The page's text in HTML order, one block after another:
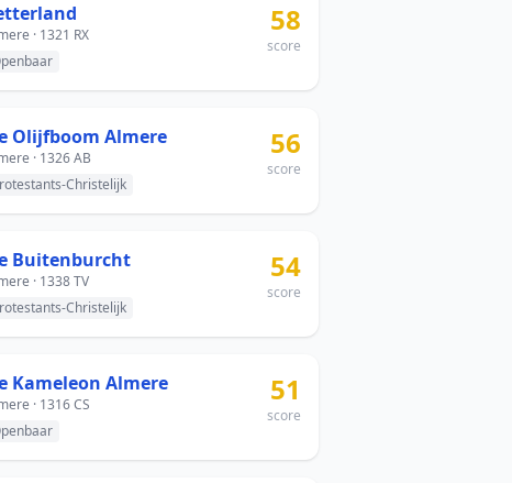
· 1321 RX
58
score
Olijfboom Almere
· 1326 AB
Christelijk
56
score
Buitenburcht
· 1338 TV
Christelijk
54
score
Kameleon Almere
· 1316 CS
51
score